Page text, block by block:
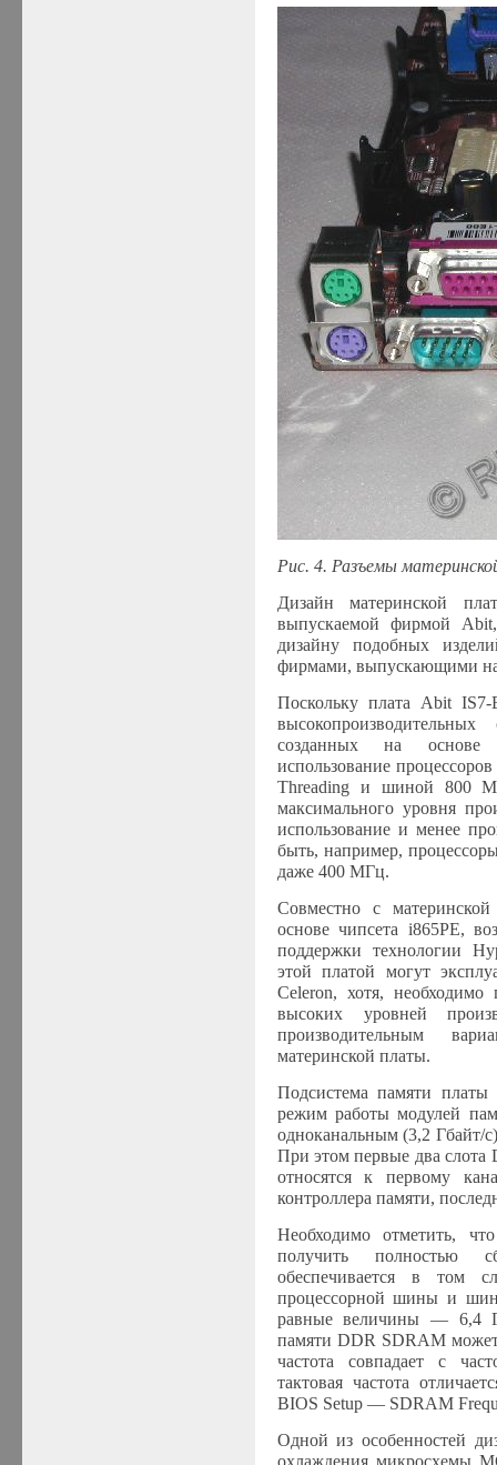
Рис. 4. Разъемы
Дизайн материнской
выпускаемой фирмой Abit,
дизайну подобных
фирмами, выпускающими
Поскольку плата Abit IS7-
созданных на основе
использование
Threading и шиной 800
максимального уровня
использование и менее
быть, например,
даже 400 МГц.
Cовместно с
основе чипсета i865PE,
поддержки технологии
этой платой могут
Celeron, хотя, необходимо
высоких уровней
производительным
материнской платы.
Подсистема памяти платы
режим работы модулей
одноканальным (3,2 Гбайт/
При этомпервые два
относятся к первому
контроллера памяти,
Необходимо отметить,
получить полностью
обеспечивается в том
процессорной шины и
равные величины — 6,4
памяти DDR SDRAM
частота совпадает с
тактовая частота
BIOS Setup — SDRAM
Одной из особенностей
охлаждения микросхемы